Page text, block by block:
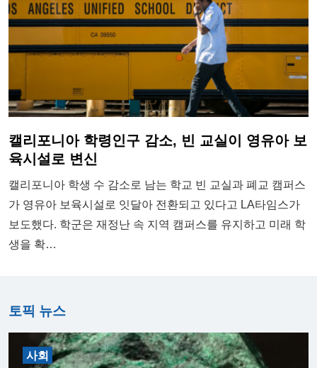
캘리포니아 학령인구 감소, 빈 교실이 영유아 보
육시설로 변신
캘리포니아 학생 수 감소로 남는 학교 빈 교실과 폐교 캠퍼스
가 영유아 보육시설로 잇달아 전환되고 있다고 LA타임스가
보도했다. 학군은 재정난 속 지역 캠퍼스를 유지하고 미래 학
생을 확…
토픽 뉴스
사회